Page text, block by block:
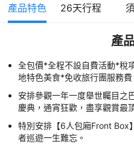
產品特色 26天行程
產
全包價*全程不設自費活動*稅
地特色美食*免收旅行團服務費
安排參觀一年一度舉世矚目之
慶典，通宵狂歡，盡享觀賞最
特別安排【6人包廂Front Box
者巡遊一生難忘。